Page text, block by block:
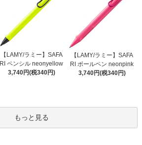
【LAMY/ラミー】SAFA
RI ペンシル neonyellow
3,740円(税340円)
【LAMY/ラミー】SAFA
RI ボールペン neonpink
3,740円(税340円)
もっと見る